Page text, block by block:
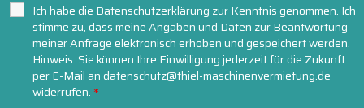
Ich habe die Datenschutzerklärung zur Kenntnis genommen. Ich
stimme zu, dass meine Angaben und Daten zur Beantwortung
meiner Anfrage elektronisch erhoben und gespeichert werden.
Hinweis: Sie können Ihre Einwilligung jederzeit für die Zukunft
per E-Mail an datenschutz@thiel-maschinenvermietung.de
widerrufen. *